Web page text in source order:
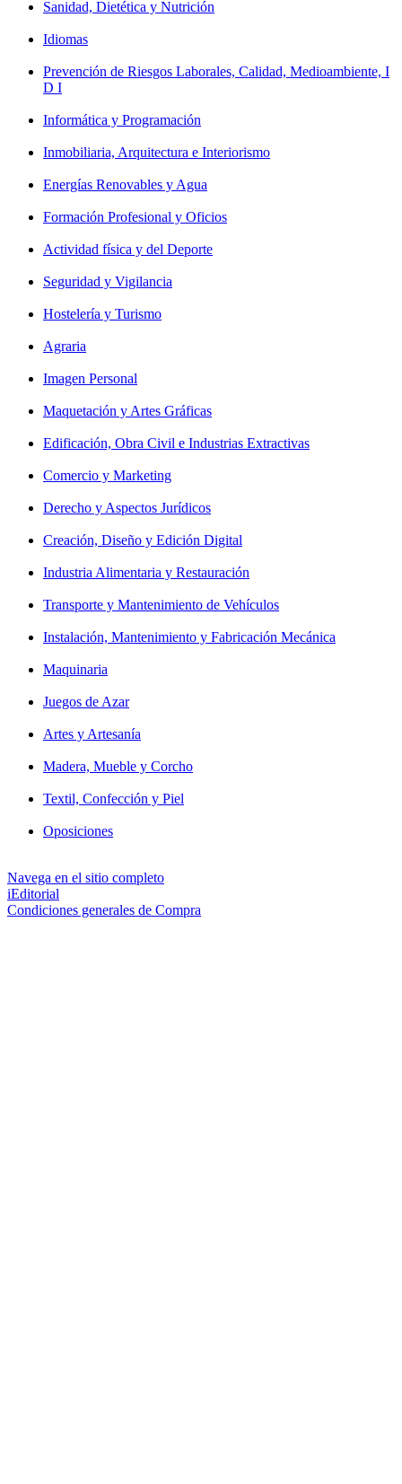
Sanidad, Dietética y Nutrición
Idiomas
Prevención de Riesgos Laborales, Calidad, Medioambiente, I
D I
Informática y Programación
Inmobiliaria, Arquitectura e Interiorismo
Energías Renovables y Agua
Formación Profesional y Oficios
Actividad física y del Deporte
Seguridad y Vigilancia
Hostelería y Turismo
Agraria
Imagen Personal
Maquetación y Artes Gráficas
Edificación, Obra Civil e Industrias Extractivas
Comercio y Marketing
Derecho y Aspectos Jurídicos
Creación, Diseño y Edición Digital
Industria Alimentaria y Restauración
Transporte y Mantenimiento de Vehículos
Instalación, Mantenimiento y Fabricación Mecánica
Maquinaria
Juegos de Azar
Artes y Artesanía
Madera, Mueble y Corcho
Textil, Confección y Piel
Oposiciones
Navega en el sitio completo
iEditorial
Condiciones generales de Compra